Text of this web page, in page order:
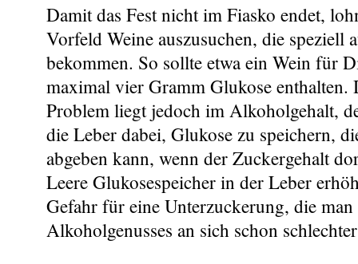
Damit das Fest nicht im Fiasko endet,
Vorfeld Weine auszusuchen, die speziell
bekommen. So sollte etwa ein Wein für
maximal vier Gramm Glukose enthalten.
Problem liegt jedoch im Alkoholgehalt,
die Leber dabei, Glukose zu speichern,
abgeben kann, wenn der Zuckergehalt
Leere Glukosespeicher in der Leber
Gefahr für eine Unterzuckerung, die man
Alkoholgenusses an sich schon